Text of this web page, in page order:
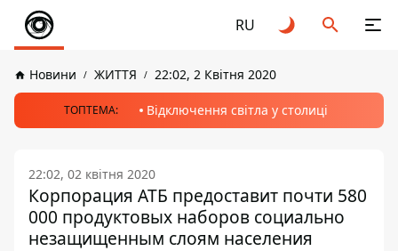
RU
Новини ЖИТТЯ 22:02, 2 Квітня 2020
ТОПТЕМА: Відключення світла у столиці
22:02, 02 квітня 2020
Корпорация АТБ предоставит почти 580
000 продуктовых наборов социально
незащищенным слоям населения